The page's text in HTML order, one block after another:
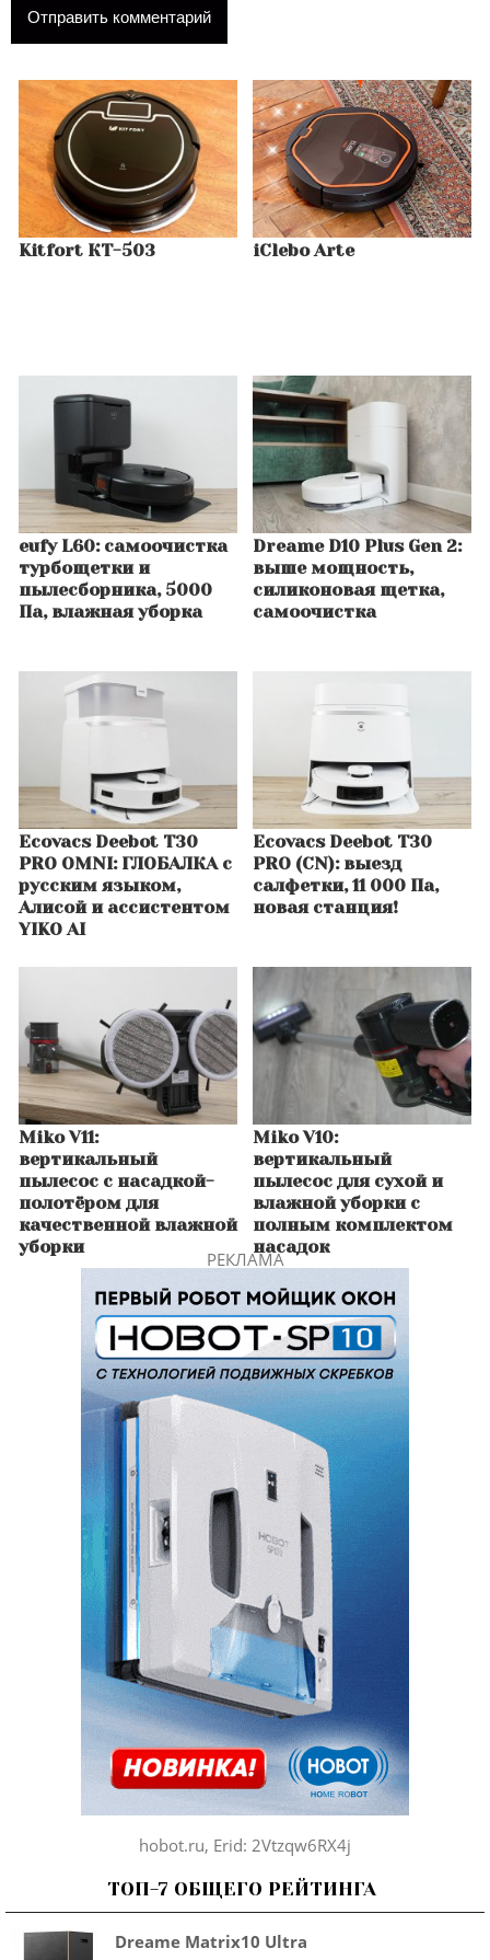
Kitfort КТ-503 iClebo Arte
eufy L60: самоочистка
турбощетки и
пылесборника, 5000
Па, влажная уборка
Dreame D10 Plus Gen 2:
выше мощность,
силиконовая щетка,
самоочистка
Ecovacs Deebot T30
PRO OMNI: ГЛОБАЛКА с
русским языком,
Алисой и ассистентом
YIKO AI
Ecovacs Deebot T30
PRO (CN): выезд
салфетки, 11 000 Па,
новая станция!
Miko V11:
вертикальный
пылесос с насадкой-
полотёром для
качественной влажной
уборки
Miko V10:
вертикальный
пылесос для сухой и
влажной уборки с
полным комплектом
насадок
РЕКЛАМА
hobot.ru, Erid: 2Vtzqw6RX4j
ТОП-7 ОБЩЕГО РЕЙТИНГА
Dreame Matrix10 Ultra